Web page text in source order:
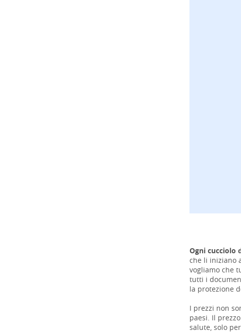
Ogni cucciolo
che li iniziano
vogliamo che
tutti i
la protezione
I prezzi non
paesi. Il
salute, solo